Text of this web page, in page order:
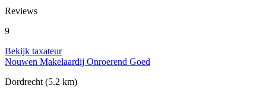
Reviews
9
Bekijk taxateur
Nouwen Makelaardij Onroerend Goed
Dordrecht (5.2 km)